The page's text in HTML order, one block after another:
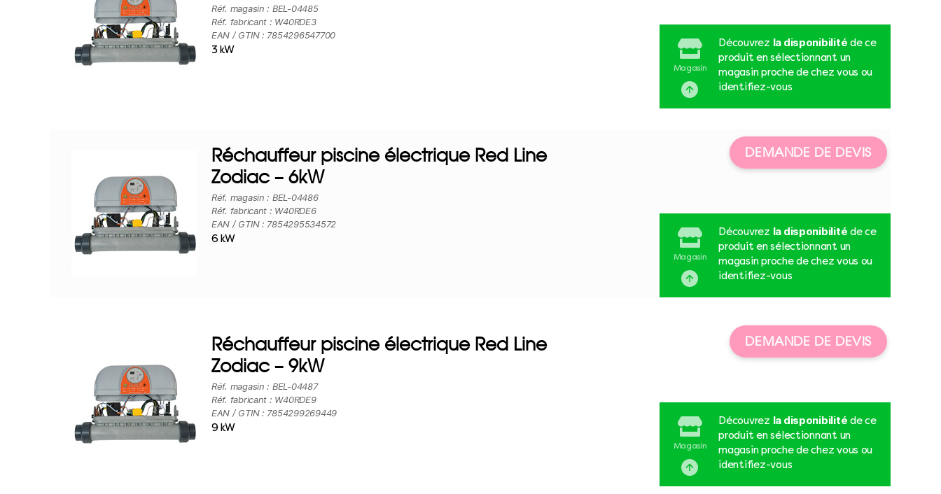
Réf. magasin : BEL-04485
Réf. fabricant : W40RDE3
EAN / GTIN : 7854296547700
3 kW
Magasin
Découvrez la disponibilité de ce
produit en sélectionnant un
magasin proche de chez vous ou
identifiez-vous
Réchauffeur piscine électrique Red Line
Zodiac – 6kW
DEMANDE DE DEVIS
Réf. magasin : BEL-04486
Réf. fabricant : W40RDE6
EAN / GTIN : 7854295534572
6 kW
Magasin
Découvrez la disponibilité de ce
produit en sélectionnant un
magasin proche de chez vous ou
identifiez-vous
Réchauffeur piscine électrique Red Line
Zodiac – 9kW
DEMANDE DE DEVIS
Réf. magasin : BEL-04487
Réf. fabricant : W40RDE9
EAN / GTIN : 7854299269449
9 kW
Magasin
Découvrez la disponibilité de ce
produit en sélectionnant un
magasin proche de chez vous ou
identifiez-vous